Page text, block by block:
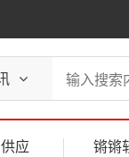
供应
锵锵